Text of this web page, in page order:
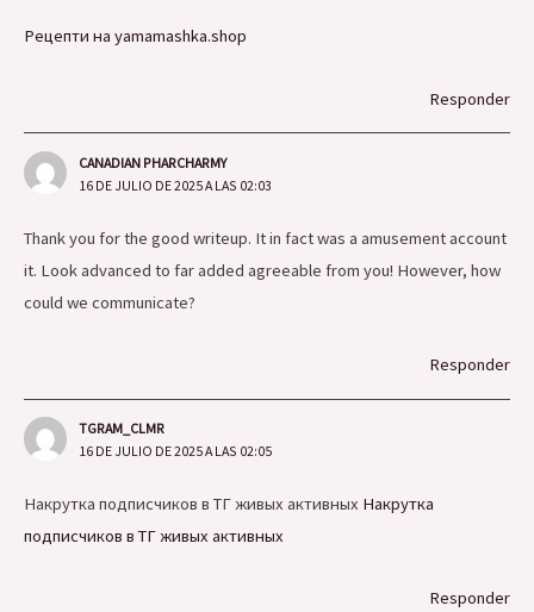
Рецепти на yamamashka.shop
Responder
CANADIAN PHARCHARMY
16 DE JULIO DE 2025 A LAS 02:03
Thank you for the good writeup. It in fact was a amusement account
it. Look advanced to far added agreeable from you! However, how
could we communicate?
Responder
TGRAM_CLMR
16 DE JULIO DE 2025 A LAS 02:05
Накрутка подписчиков в ТГ живых активных Накрутка
подписчиков в ТГ живых активных
Responder